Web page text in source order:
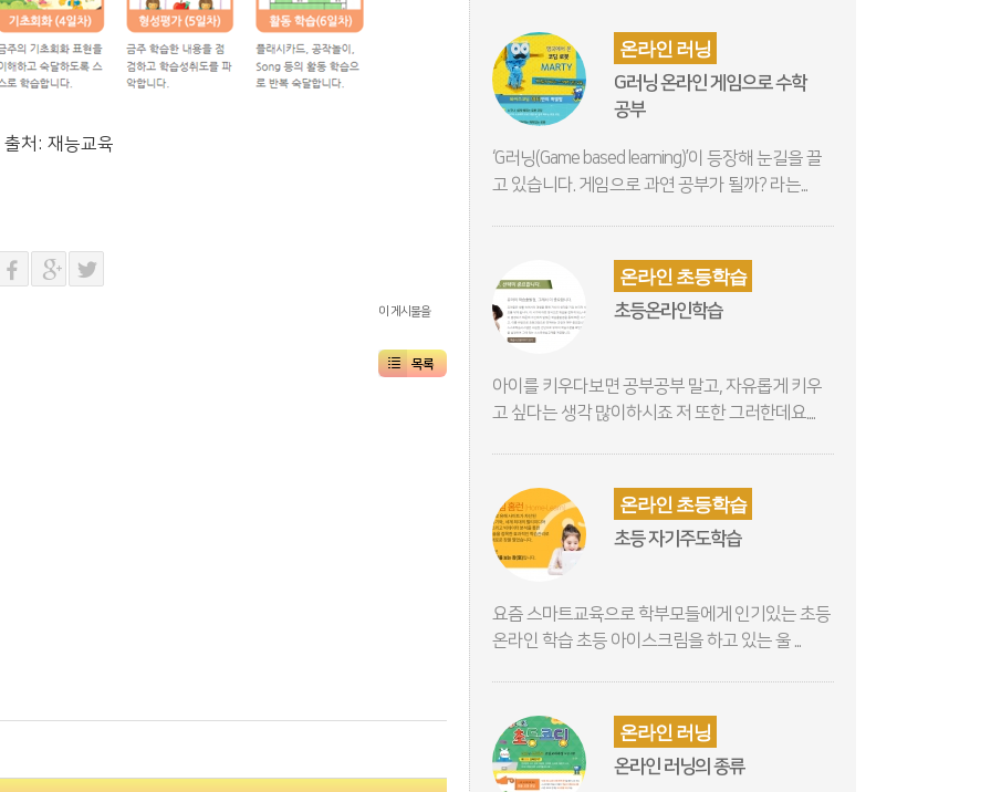
처: 재능교육
이 게시물을
목록
온라인 러닝
G러닝 온라인 게임으로 수학
공부
‘G러닝(Game based learning)’이 등장해 눈길을 끌
고 있습니다. 게임으로 과연 공부가 될까? 라는...
온라인 초등학습
초등온라인학습
아이를 키우다보면 공부공부 말고, 자유롭게 키우
고 싶다는 생각 많이하시죠 저 또한 그러한데요....
온라인 초등학습
초등 자기주도학습
요즘 스마트교육으로 학부모들에게 인기있는 초등
온라인 학습 초등 아이스크림을 하고 있는 울 ...
온라인 러닝
온라인 러닝의 종류